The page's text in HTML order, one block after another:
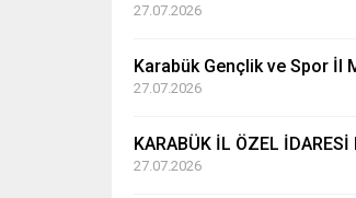
27.07.2026
Karabük Gençlik ve Spor İl
27.07.2026
KARABÜK İL ÖZEL
27.07.2026